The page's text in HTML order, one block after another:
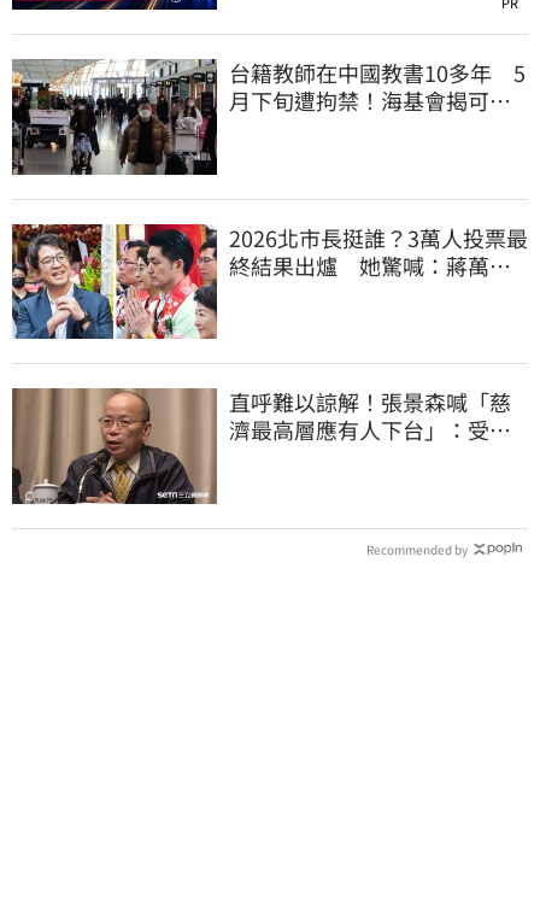
台籍教師在中國教書10多年 5
月下旬遭拘禁！海基會揭可能
2026北市長挺誰？3萬人投票最
終結果出爐 她驚喊：蔣萬安
直呼難以諒解！張景森喊「慈
濟最高層應有人下台」：受害
Recommended by